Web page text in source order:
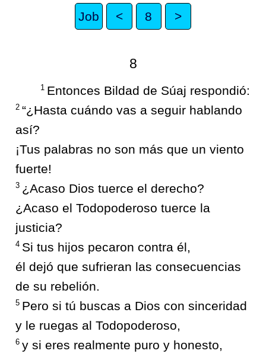
Job < 8 >
8
1 Entonces Bildad de Súaj respondió:
2 “¿Hasta cuándo vas a seguir hablando
así?
¡Tus palabras no son más que un viento
fuerte!
3 ¿Acaso Dios tuerce el derecho?
¿Acaso el Todopoderoso tuerce la
justicia?
4 Si tus hijos pecaron contra él,
él dejó que sufrieran las consecuencias
de su rebelión.
5 Pero si tú buscas a Dios con sinceridad
y le ruegas al Todopoderoso,
6 y si eres realmente puro y honesto,